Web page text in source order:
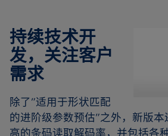
持续技术开
发，关注客户
需求
除了”适用于形状匹配
的进阶级参数预估”之外，新版